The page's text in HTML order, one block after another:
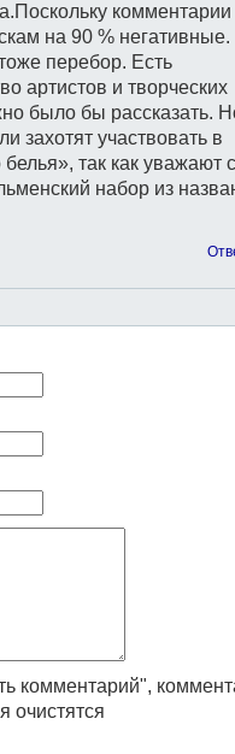
комментарии
на 90 %
перебор. Есть
артистов и творческих
было бы рассказать.
захотят участвовать в
так как уважают
набор из
комментарий",
очистятся